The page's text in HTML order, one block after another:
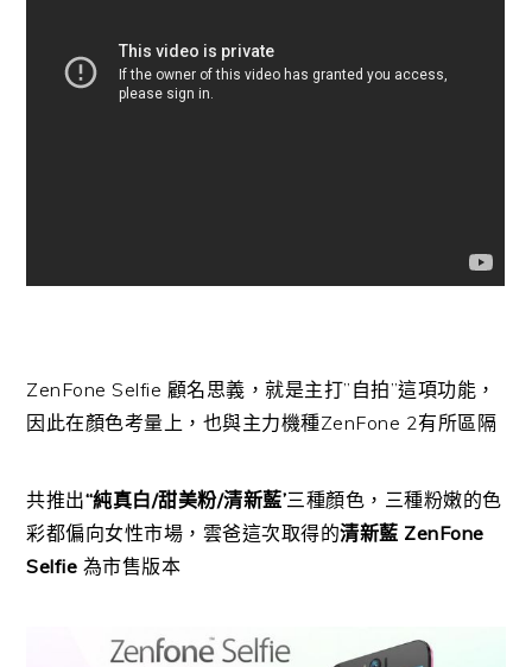
ZenFone Selfie 顧名思義，就是主打”自拍”這項功能，
因此在顏色考量上，也與主力機種ZenFone 2有所區隔
共推出“純真白/甜美粉/清新藍’三種顏色，三種粉嫩的色
彩都偏向女性市場，雲爸這次取得的清新藍 ZenFone
Selfie 為市售版本